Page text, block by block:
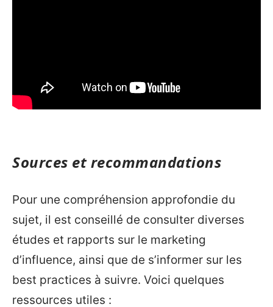
Sources et recommandations
Pour une compréhension approfondie du
sujet, il est conseillé de consulter diverses
études et rapports sur le marketing
d’influence, ainsi que de s’informer sur les
best practices à suivre. Voici quelques
ressources utiles :